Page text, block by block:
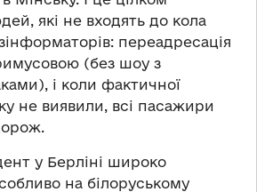
які не входять до кола
переадресація
(без шоу з
і коли фактичної
не виявили, всі пасажири
у Берліні широко
на білоруському